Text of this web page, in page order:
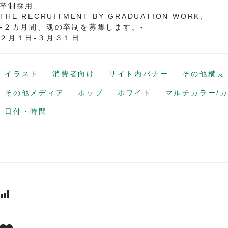
卒制採用,
THE RECRUITMENT BY GRADUATION WORK,
-２カ月間、魂の卒制を募集します。-
２月１日-３月３１日
イラスト 消費者向け サイト内バナー その他横長
その他メディア ポップ ホワイト マルチカラー/
日付・時間